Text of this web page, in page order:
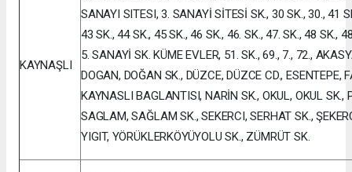
KAYNAŞLI
SANAYI SITESI, 3. SANAYİ SİTESİ SK., 30 SK., 30., 41
43 SK., 44 SK., 45 SK., 46 SK., 46. SK., 47. SK., 48 SK.,
5. SANAYİ SK. KÜME EVLER, 51. SK., 69., 7., 72.,
DOGAN, DOĞAN SK., DÜZCE, DÜZCE CD., ESENTEPE,
KAYNASLI BAGLANTISI, NARİN SK., OKUL, OKUL SK.,
SAGLAM, SAĞLAM SK., SEKERCI, SERHAT SK.,
YIGIT, YÖRÜKLERKÖYÜYOLU SK., ZÜMRÜT SK.